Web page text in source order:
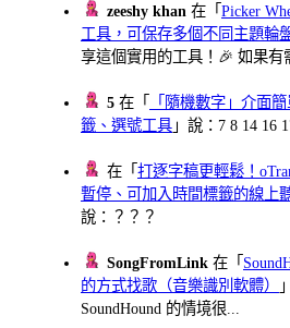
zeeshy khan 在「Picker
工具，可保存多個不同主題輪
享這個實用的工具！🎉 如果有
5 在「
「隨機數字」介面
籤、選號工具 」說：7 8 14 16
在「打逐字稿更輕鬆！
暫停、可加入時間標籤的線上
說：？？？
SongFromLink 在「
的方式找歌（音樂識別軟體）
SoundHound 的情境很...